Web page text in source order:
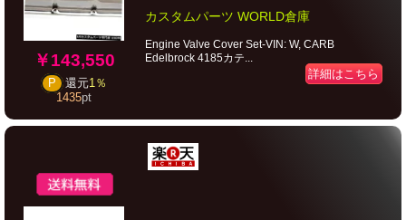
￥143,550
P 還元1％
1435pt
カスタムパーツ WORLD倉庫
Engine Valve Cover Set-VIN: W, CARB
Edelbrock 4185カテ...
詳細はこちら